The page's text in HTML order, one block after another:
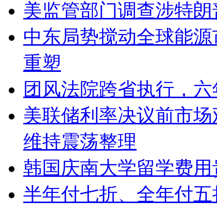
美监管部门调查涉特
中东局势搅动全球能
重塑
团风法院跨省执行，
美联储利率决议前市
维持震荡整理
韩国庆南大学留学费
半年付七折、全年付